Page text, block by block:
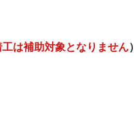
は補助対象となりません）